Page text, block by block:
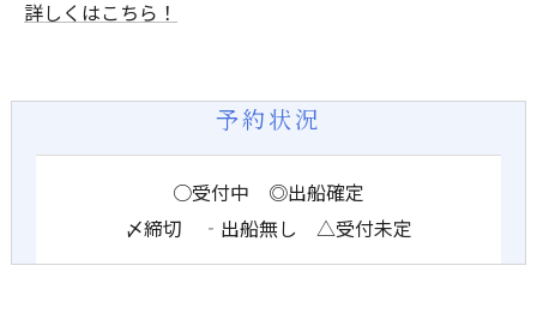
詳しくはこちら！
予約状況
○受付中 ◎出船確定
〆締切 ‐出船無し △受付未定